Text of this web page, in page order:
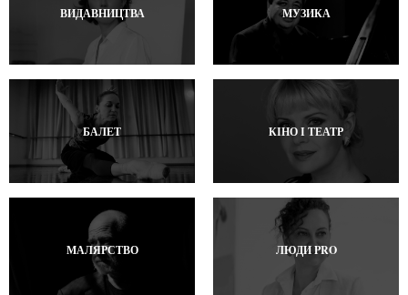
ВИДАВНИЦТВА МУЗИКА
БАЛЕТ КІНО І ТЕАТР
МАЛЯРСТВО ЛЮДИ PRO